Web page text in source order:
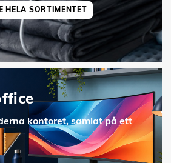
HELA SORTIMENTET
kontoret, samlat på ett